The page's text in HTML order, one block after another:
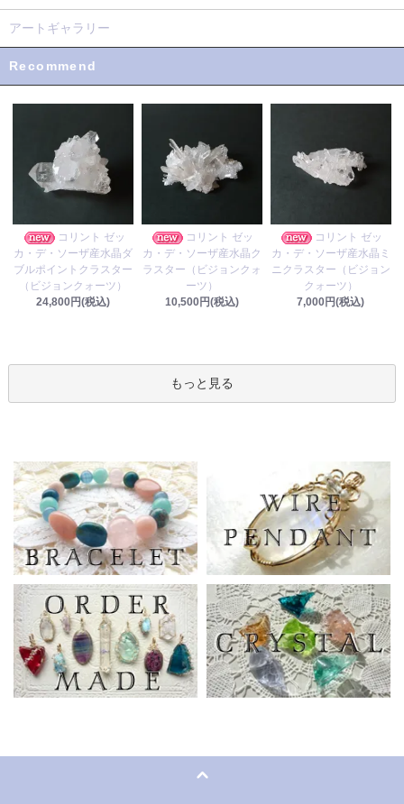
アートギャラリー
Recommend
コリント ゼッ
カ・デ・ソーザ産水晶ダ
ブルポイントクラスター
（ビジョンクォーツ）
24,800円(税込)
コリント ゼッ
カ・デ・ソーザ産水晶ク
ラスター（ビジョンクォ
ーツ）
10,500円(税込)
コリント ゼッ
カ・デ・ソーザ産水晶ミ
ニクラスター（ビジョン
クォーツ）
7,000円(税込)
もっと見る